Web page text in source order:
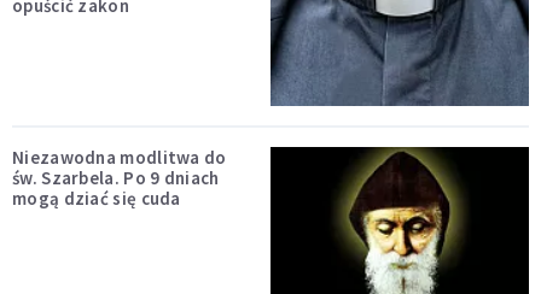
opuścić zakon
Niezawodna modlitwa do
św. Szarbela. Po 9 dniach
mogą dziać się cuda